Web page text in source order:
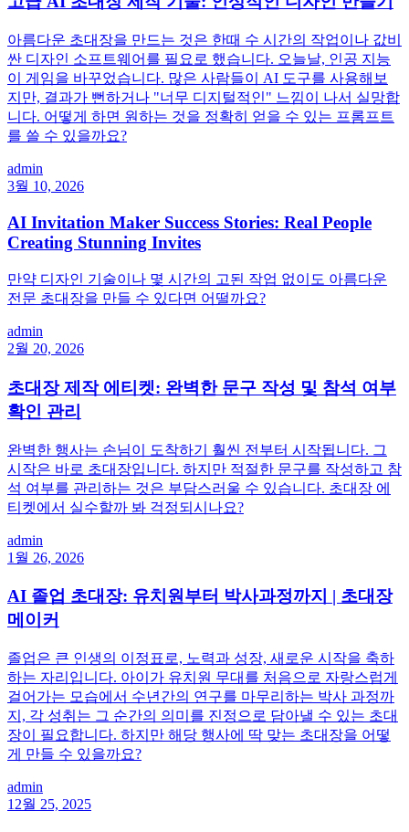
아름다운 초대장을 만드는 것은 한때 수 시간의 작업이나 값비
싼 디자인 소프트웨어를 필요로 했습니다. 오늘날, 인공 지능
이 게임을 바꾸었습니다. 많은 사람들이 AI 도구를 사용해보
지만, 결과가 뻔하거나 "너무 디지털적인" 느낌이 나서 실망합
니다. 어떻게 하면 원하는 것을 정확히 얻을 수 있는 프롬프트
를 쓸 수 있을까요?
admin
3월 10, 2026
AI Invitation Maker Success Stories: Real People
Creating Stunning Invites
만약 디자인 기술이나 몇 시간의 고된 작업 없이도 아름다운
전문 초대장을 만들 수 있다면 어떨까요?
admin
2월 20, 2026
초대장 제작 에티켓: 완벽한 문구 작성 및 참석 여부
확인 관리
완벽한 행사는 손님이 도착하기 훨씬 전부터 시작됩니다. 그
시작은 바로 초대장입니다. 하지만 적절한 문구를 작성하고 참
석 여부를 관리하는 것은 부담스러울 수 있습니다. 초대장 에
티켓에서 실수할까 봐 걱정되시나요?
admin
1월 26, 2026
AI 졸업 초대장: 유치원부터 박사과정까지 | 초대장
메이커
졸업은 큰 인생의 이정표로, 노력과 성장, 새로운 시작을 축하
하는 자리입니다. 아이가 유치원 무대를 처음으로 자랑스럽게
걸어가는 모습에서 수년간의 연구를 마무리하는 박사 과정까
지, 각 성취는 그 순간의 의미를 진정으로 담아낼 수 있는 초대
장이 필요합니다. 하지만 해당 행사에 딱 맞는 초대장을 어떻
게 만들 수 있을까요?
admin
12월 25, 2025